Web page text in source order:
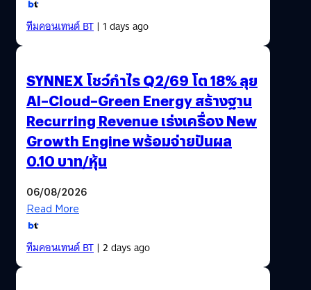
ทีมคอนเทนต์ BT| 1 days ago
SYNNEX โชว์กำไร Q2/69 โต 18% ลุย
AI–Cloud–Green Energy สร้างฐาน
Recurring Revenue เร่งเครื่อง New
Growth Engine พร้อมจ่ายปันผล
0.10 บาท/หุ้น
06/08/2026
Read More
ทีมคอนเทนต์ BT| 2 days ago